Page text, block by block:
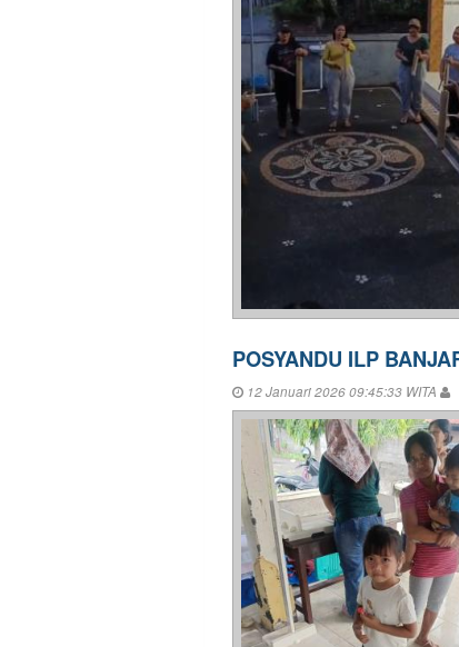
POSYANDU ILP
12 Januari 2026 09:45:33 WITA